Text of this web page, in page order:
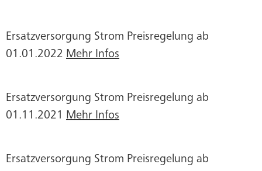
Ersatzversorgung Strom Preisregelung ab
01.01.2022 Mehr Infos
Ersatzversorgung Strom Preisregelung ab
01.11.2021 Mehr Infos
Ersatzversorgung Strom Preisregelung ab